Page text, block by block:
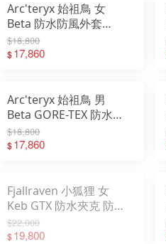
Arc'teryx 始祖鳥 女
Beta 防水防風外套
X000010514
$18,800
$17,860
Arc'teryx 始祖鳥 男
Beta GORE-TEX 防水防
風連帽外套 X000010513
$18,800
$17,860
Fjallraven 小狐狸 女
Keb GTX 防水夾克 防水
外套 14500177
$22,000
$19,800